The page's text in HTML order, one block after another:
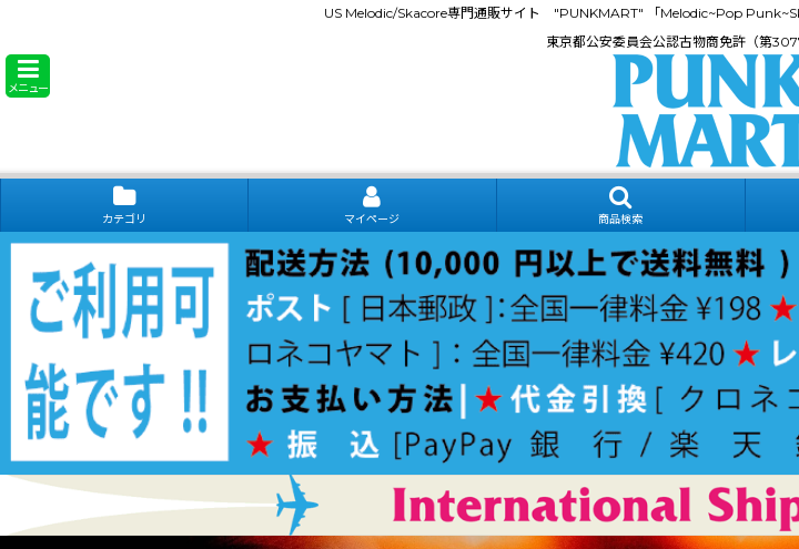
US Melodic/Skacore専門通販サイト "PUNKMART" 「Melodic~Pop
東京都公安委員会公認古物商免許（第
メニュー
カテゴリ マイページ 商品検索